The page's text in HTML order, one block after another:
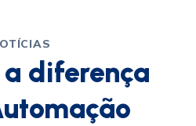
diferença